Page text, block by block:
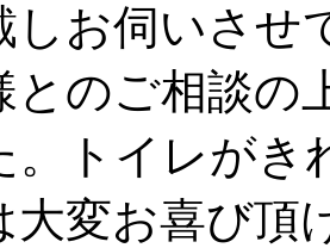
しお伺いさせ
とのご相談の
。トイレがき
大変お喜び頂